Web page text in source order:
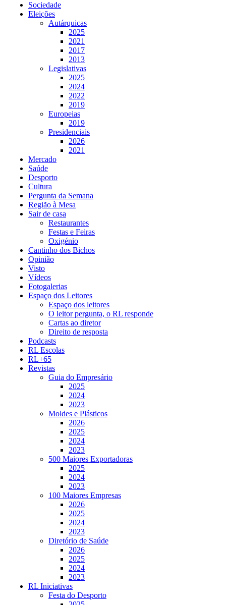
Sociedade
Eleições
Autárquicas
2025
2021
2017
2013
Legislativas
2025
2024
2022
2019
Europeias
2019
Presidenciais
2026
2021
Mercado
Saúde
Desporto
Cultura
Pergunta da Semana
Região à Mesa
Sair de casa
Restaurantes
Festas e Feiras
Oxigénio
Cantinho dos Bichos
Opinião
Visto
Vídeos
Fotogalerias
Espaço dos Leitores
Espaço dos leitores
O leitor pergunta, o RL responde
Cartas ao diretor
Direito de resposta
Podcasts
RL Escolas
RL+65
Revistas
Guia do Empresário
2025
2024
2023
Moldes e Plásticos
2026
2025
2024
2023
500 Maiores Exportadoras
2025
2024
2023
100 Maiores Empresas
2026
2025
2024
2023
Diretório de Saúde
2026
2025
2024
2023
RL Iniciativas
Festa do Desporto